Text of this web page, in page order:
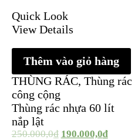
Quick Look
View Details
Thêm vào giỏ hàng
THÙNG RÁC, Thùng rác
công cộng
Thùng rác nhựa 60 lít
nắp lật
250.000,0₫ 190.000,0₫